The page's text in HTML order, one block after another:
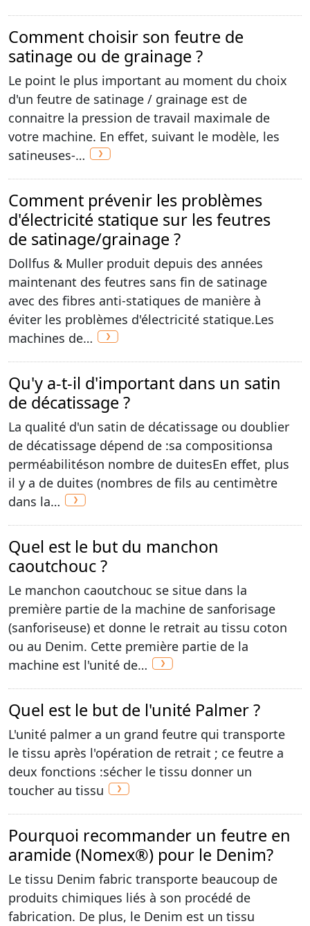
Comment choisir son feutre de
satinage ou de grainage ?
Le point le plus important au moment du choix
d'un feutre de satinage / grainage est de
connaitre la pression de travail maximale de
votre machine. En effet, suivant le modèle, les
satineuses-…
Comment prévenir les problèmes
d'électricité statique sur les feutres
de satinage/grainage ?
Dollfus & Muller produit depuis des années
maintenant des feutres sans fin de satinage
avec des fibres anti-statiques de manière à
éviter les problèmes d'électricité statique.Les
machines de…
Qu'y a-t-il d'important dans un satin
de décatissage ?
La qualité d'un satin de décatissage ou doublier
de décatissage dépend de :sa compositionsa
perméabilitéson nombre de duitesEn effet, plus
il y a de duites (nombres de fils au centimètre
dans la…
Quel est le but du manchon
caoutchouc ?
Le manchon caoutchouc se situe dans la
première partie de la machine de sanforisage
(sanforiseuse) et donne le retrait au tissu coton
ou au Denim. Cette première partie de la
machine est l'unité de…
Quel est le but de l'unité Palmer ?
L'unité palmer a un grand feutre qui transporte
le tissu après l'opération de retrait ; ce feutre a
deux fonctions :sécher le tissu donner un
toucher au tissu
Pourquoi recommander un feutre en
aramide (Nomex®) pour le Denim?
Le tissu Denim fabric transporte beaucoup de
produits chimiques liés à son procédé de
fabrication. De plus, le Denim est un tissu